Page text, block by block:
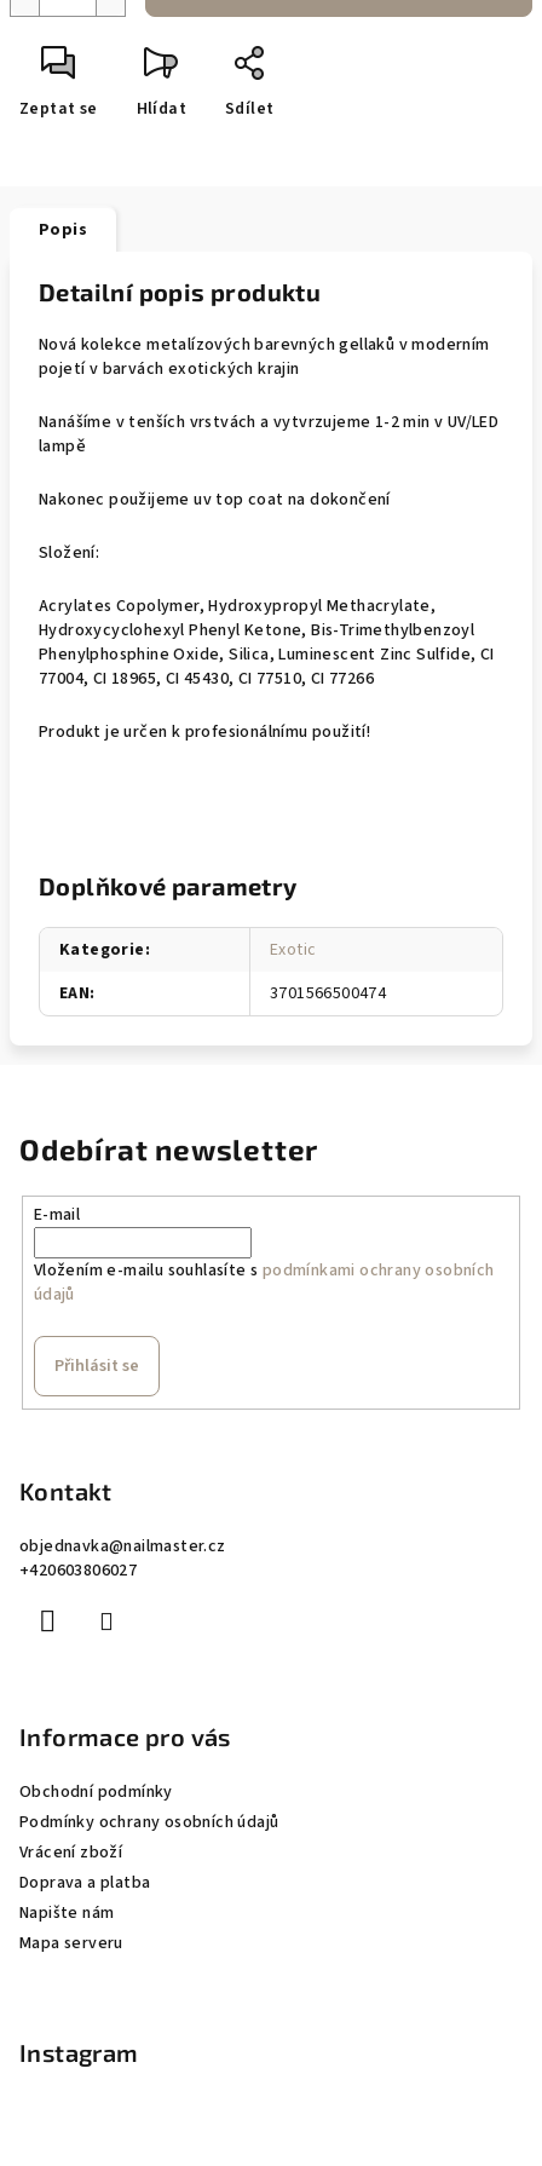
Zeptat se Hlídat Sdílet
Popis
Detailní popis produktu
Nová kolekce metalízových barevných gellaků v moderním
pojetí v barvách exotických krajin
Nanášíme v tenších vrstvách a vytvrzujeme 1-2 min v UV/LED
lampě
Nakonec použijeme uv top coat na dokončení
Složení:
Acrylates Copolymer, Hydroxypropyl Methacrylate,
Hydroxycyclohexyl Phenyl Ketone, Bis-Trimethylbenzoyl
Phenylphosphine Oxide, Silica, Luminescent Zinc Sulfide, CI
77004, CI 18965, CI 45430, CI 77510, CI 77266
Produkt je určen k profesionálnímu použití!
Doplňkové parametry
Kategorie:
Exotic
EAN: 3701566500474
Odebírat newsletter
E-mail
Vložením e-mailu souhlasíte s podmínkami ochrany osobních
údajů
Přihlásit se
Kontakt
objednavka@nailmaster.cz
+420603806027
Informace pro vás
Obchodní podmínky
Podmínky ochrany osobních údajů
Vrácení zboží
Doprava a platba
Napište nám
Mapa serveru
Instagram